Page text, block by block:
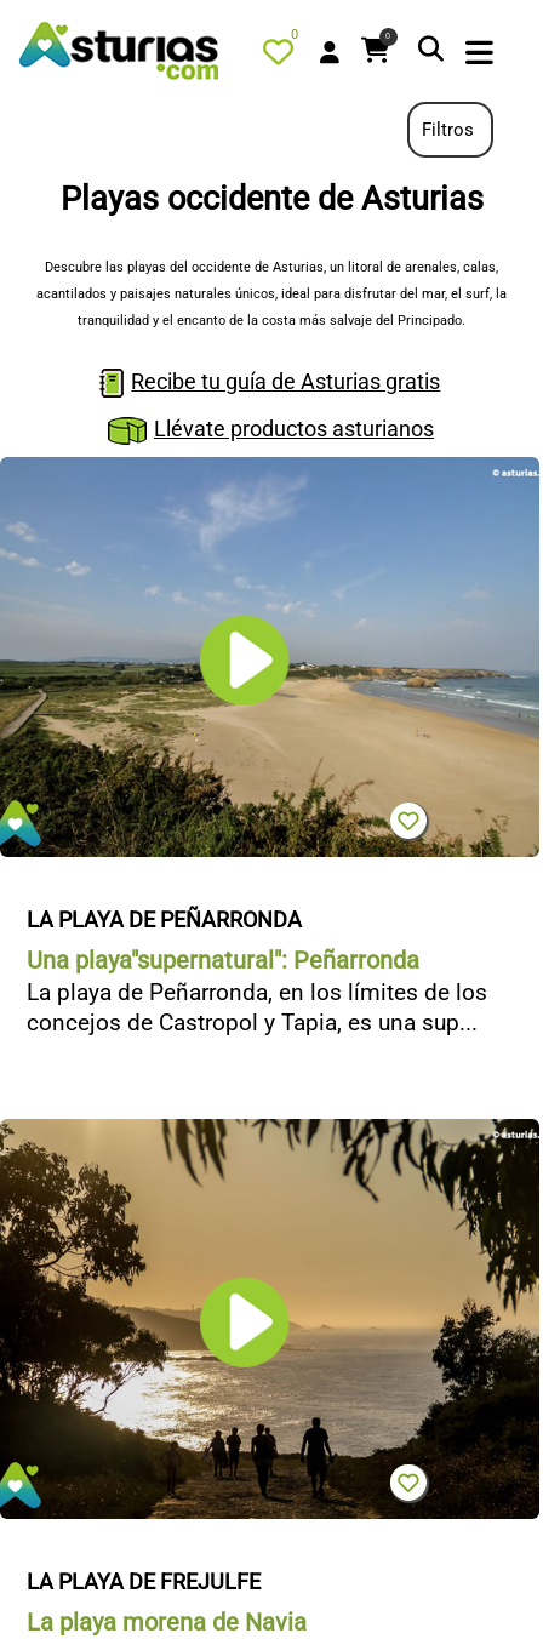
0 0
PORTADA
QUÉ HACER
ALOJAMIENTOS
TURISMO ACTIVO
TIENDA
OFERTAS
Filtros
Playas occidente de Asturias
Descubre las playas del occidente de Asturias, un litoral de arenales, calas,
acantilados y paisajes naturales únicos, ideal para disfrutar del mar, el surf, la
tranquilidad y el encanto de la costa más salvaje del Principado.
Recibe tu guía de Asturias gratis
Llévate productos asturianos
LA PLAYA DE PEÑARRONDA
Una playa"supernatural": Peñarronda
La playa de Peñarronda, en los límites de los
concejos de Castropol y Tapia, es una sup...
LA PLAYA DE FREJULFE
La playa morena de Navia